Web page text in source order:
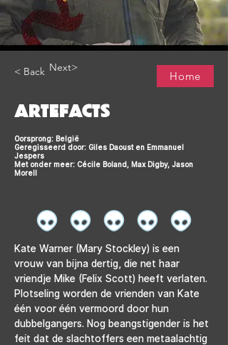
< Back Next>
Home
ARTEFACTS
Oorsprong: België
Geregisseerd door: Giles Daoust en Emmanuel
Jespers
Met onder meer: Cécile Boland, Max Digby, Jason
Morell
Kate Warner (Mary Stockley) is een
vrouw van bijna dertig, die net haar
vriendje Mike (Felix Scott) heeft verlaten.
Plotseling worden de vrienden van Kate
één voor één vermoord door hun
dubbelgangers. Nog beangstigender is het
feit dat de slachtoffers een metaalachtig